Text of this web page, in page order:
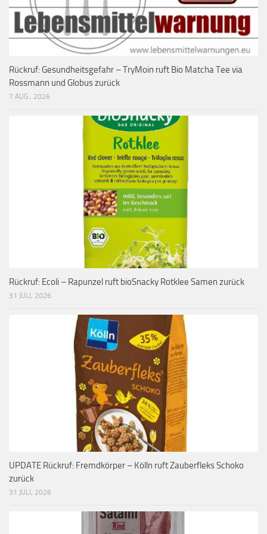
Rückruf: Gesundheitsgefahr – TryMoin ruft Bio Matcha Tee via
Rossmann und Globus zurück
7 AUG., 2026
Rückruf: Ecoli – Rapunzel ruft bioSnacky Rotklee Samen zurück
31 JULI, 2026
UPDATE Rückruf: Fremdkörper – Kölln ruft Zauberfleks Schoko
zurück
31 JULI, 2026